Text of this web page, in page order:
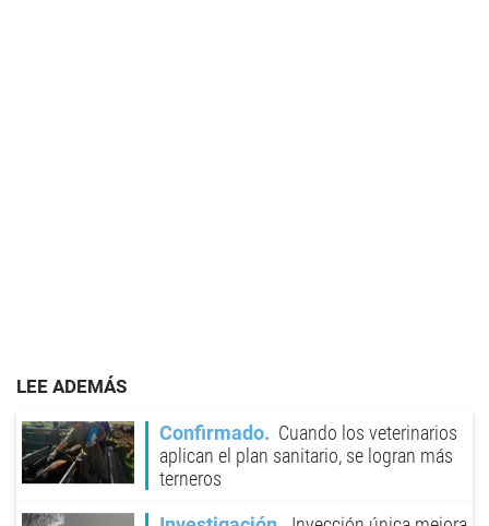
LEE ADEMÁS
Confirmado
Cuando los veterinarios
aplican el plan sanitario, se logran más
terneros